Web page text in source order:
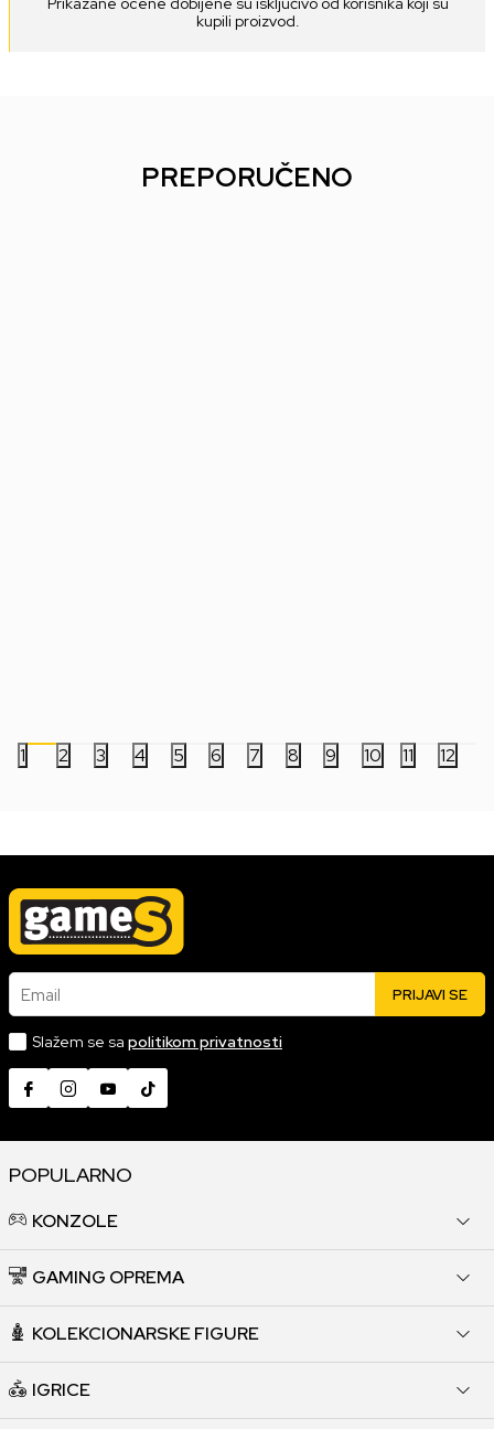
kupili proizvod.
PREPORUČENO
1 2 3 4 5 6 7 8 9 10 11 12
Email PRIJAVI SE
Slažem se sa politikom privatnosti
POPULARNO
KONZOLE
GAMING OPREMA
KOLEKCIONARSKE FIGURE
IGRICE